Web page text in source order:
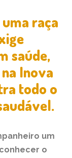
raça
saúde,
Inova
todo o
um
o